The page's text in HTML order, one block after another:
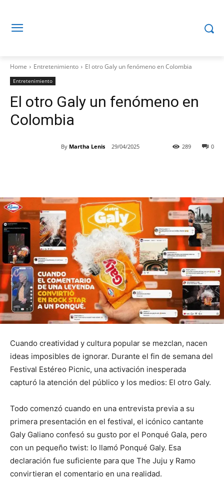
Home Entretenimiento El otro Galy un fenómeno en Colombia
Entretenimiento
El otro Galy un fenómeno en
Colombia
By Martha Lenis 29/04/2025 0
289
Cuando creatividad y cultura popular se mezclan, nacen
ideas imposibles de ignorar. Durante el fin de semana del
Festival Estéreo Picnic, una activación inesperada
capturó la atención del público y los medios: El otro Galy.
Todo comenzó cuando en una entrevista previa a su
primera presentación en el festival, el icónico cantante
Galy Galiano confesó su gusto por el Ponqué Gala, pero
con un pequeño twist: lo llamó Ponqué Galy. Esa
declaración fue suficiente para que The Juju y Ramo
convirtieran el comentario en una realidad.